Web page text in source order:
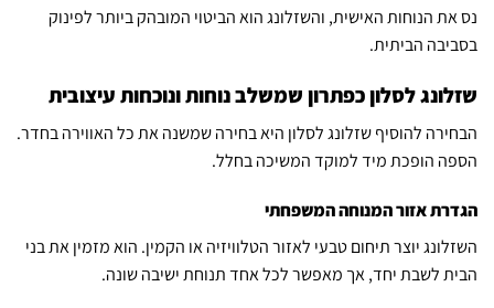
נס את הנוחות האישית, והשזלונג הוא הביטוי המובהק ביותר לפינוק
בסביבה הביתית.
שזלונג לסלון כפתרון שמשלב נוחות ונוכחות עיצובית
הבחירה להוסיף שזלונג לסלון היא בחירה שמשנה את כל האווירה בחדר.
הספה הופכת מיד למוקד המשיכה בחלל.
הגדרת אזור המנוחה המשפחתי
השזלונג יוצר תיחום טבעי לאזור הטלוויזיה או הקמין. הוא מזמין את בני
הבית לשבת יחד, אך מאפשר לכל אחד תנוחת ישיבה שונה.